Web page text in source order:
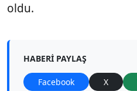
oldu.
HABERI PAYLAŞ
Facebook X